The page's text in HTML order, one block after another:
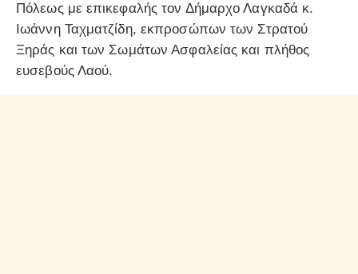
Πόλεως με επικεφαλής τον Δήμαρχο Λαγκαδά κ.
Ιωάννη Ταχματζίδη, εκπροσώπων των Στρατού
Ξηράς και των Σωμάτων Ασφαλείας και πλήθος
ευσεβούς Λαού.